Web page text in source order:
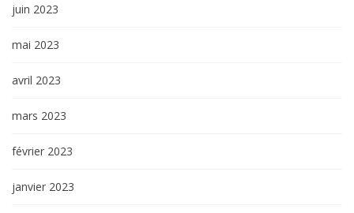
juin 2023
mai 2023
avril 2023
mars 2023
février 2023
janvier 2023